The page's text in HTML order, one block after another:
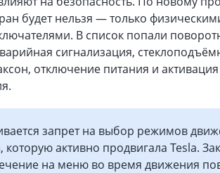
будет нельзя — только
В список попали
сигнализация,
отключение питания и
запрет на выбор режимов
активно продвигала Tesla.
на меню во время движения